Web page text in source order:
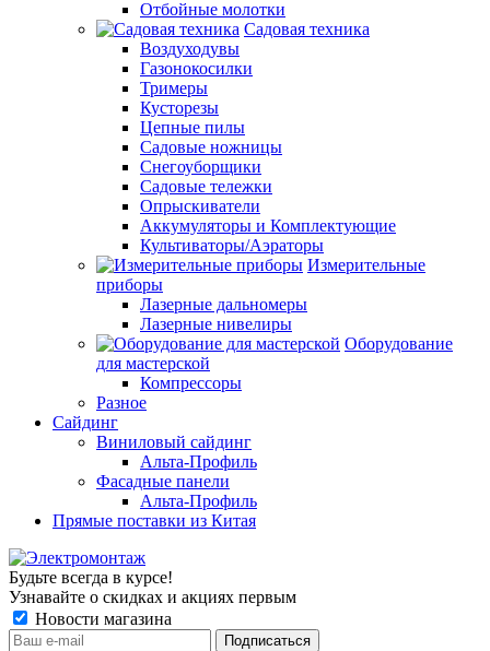
Отбойные молотки
Садовая техника
Воздуходувы
Газонокосилки
Тримеры
Кусторезы
Цепные пилы
Садовые ножницы
Снегоуборщики
Садовые тележки
Опрыскиватели
Аккумуляторы и Комплектующие
Культиваторы/Аэраторы
Измерительные
приборы
Лазерные дальномеры
Лазерные нивелиры
Оборудование
для мастерской
Компрессоры
Разное
Сайдинг
Виниловый сайдинг
Альта-Профиль
Фасадные панели
Альта-Профиль
Прямые поставки из Китая
Будьте всегда в курсе!
Узнавайте о скидках и акциях первым
Новости магазина